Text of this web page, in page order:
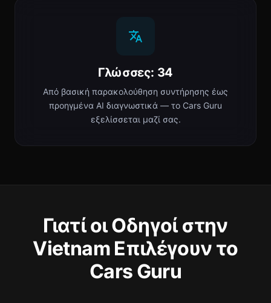
Γλώσσες: 34
Από βασική παρακολούθηση συντήρησης έως
προηγμένα AI διαγνωστικά — το Cars Guru
εξελίσσεται μαζί σας.
Γιατί οι Οδηγοί στην
Vietnam Επιλέγουν το
Cars Guru